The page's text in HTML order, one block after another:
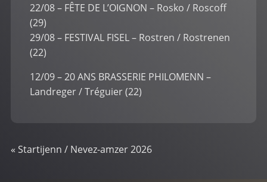
22/08 – FÊTE DE L’OIGNON – Rosko / Roscoff
(29)
29/08 – FESTIVAL FISEL – Rostren / Rostrenen
(22)
12/09 – 20 ANS BRASSERIE PHILOMENN –
Landreger / Tréguier (22)
« Startijenn / Nevez-amzer 2026